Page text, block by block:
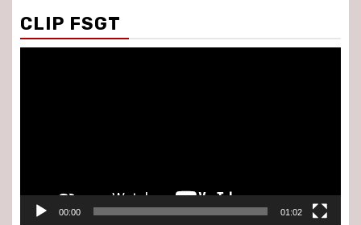
CLIP FSGT
00:00 01:02